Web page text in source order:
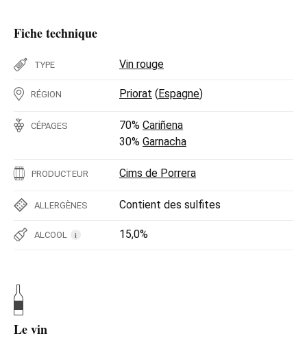
Fiche technique
TYPE Vin rouge
RÉGION Priorat (Espagne)
CÉPAGES 70% Cariñena
30% Garnacha
PRODUCTEUR Cims de Porrera
ALLERGÈNES Contient des sulfites
ALCOOL i 15,0%
Le vin